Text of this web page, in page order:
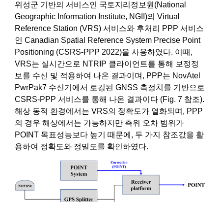
위성군 기반의 서비스인 국토지리정보원(National
Geographic Information Institute, NGII)의 Virtual
Reference Station (VRS) 서비스와 후처리 PPP 서비스
인 Canadian Spatial Reference System Precise Point
Positioning (CSRS-PPP 2022)을 사용하였다. 이때,
VRS는 실시간으로 NTRIP 클라이언트를 통해 보정정
보를 수신 및 적용하여 나온 결과이며, PPP는 NovAtel
PwrPak7 수신기에서 로깅된 GNSS 측정치를 기반으로
CSRS-PPP 서비스를 통해 나온 결과이다 (Fig. 7 참조).
해상 동적 환경에서는 VRS의 정확도가 열화되며, PPP
의 경우 해상에서는 가능하지만 측위 오차 범위가
POINT 목표성능보다 높기 때문에, 두 가지 참조값을 활
용하여 정확도와 정밀도를 확인하였다.